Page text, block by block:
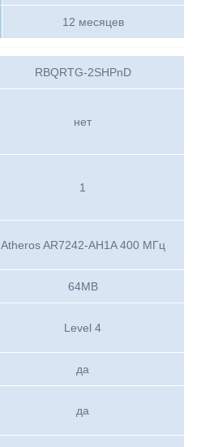
12 месяцев
RBQRTG-2SHPnD
нет
1
Atheros AR7242-AH1A 400 МГц
64MB
Level 4
да
да